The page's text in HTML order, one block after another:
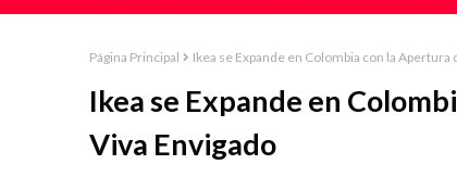
Página Principal Ikea se Expande en Colombia con la Apertura
Ikea se Expande en
Viva Envigado